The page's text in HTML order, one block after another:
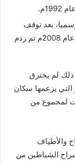
رسميا، بعد توقف
التمويل بعد انهيار الاتحاد السوفيتي، وفي عام 2008م تم ردم
لم يخترق
يزعمها سكان
لمجموع من
والأطياف
الشياطين من